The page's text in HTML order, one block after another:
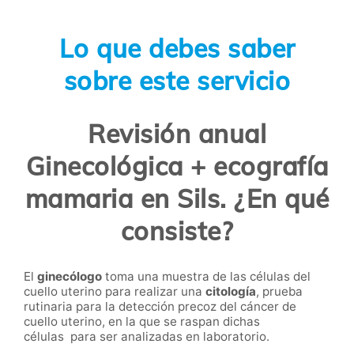
Lo que debes saber
sobre este servicio
Revisión anual
Ginecológica + ecografía
mamaria en Sils. ¿En qué
consiste?
El ginecólogo toma una muestra de las células del
cuello uterino para realizar una citología, prueba
rutinaria para la detección precoz del cáncer de
cuello uterino, en la que se raspan dichas
células para ser analizadas en laboratorio.